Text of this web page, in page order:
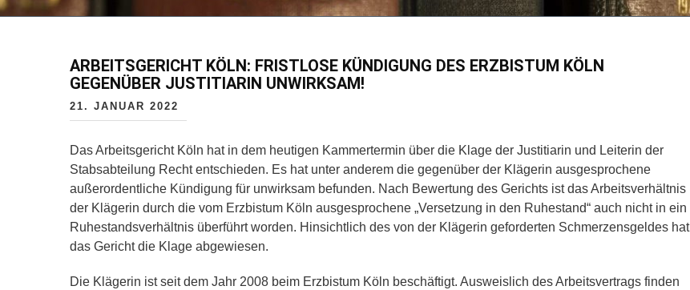
ARBEITSGERICHT KÖLN: FRISTLOSE KÜNDIGUNG DES ERZBISTUM KÖLN
GEGENÜBER JUSTITIARIN UNWIRKSAM!
21. JANUAR 2022
Das Arbeitsgericht Köln hat in dem heutigen Kammertermin über die Klage der Justitiarin und Leiterin der
Stabsabteilung Recht entschieden. Es hat unter anderem die gegenüber der Klägerin ausgesprochene
außerordentliche Kündigung für unwirksam befunden. Nach Bewertung des Gerichts ist das Arbeitsverhältnis
der Klägerin durch die vom Erzbistum Köln ausgesprochene „Versetzung in den Ruhestand“ auch nicht in ein
Ruhestandsverhältnis überführt worden. Hinsichtlich des von der Klägerin geforderten Schmerzensgeldes hat
das Gericht die Klage abgewiesen.
Die Klägerin ist seit dem Jahr 2008 beim Erzbistum Köln beschäftigt. Ausweislich des Arbeitsvertrags finden